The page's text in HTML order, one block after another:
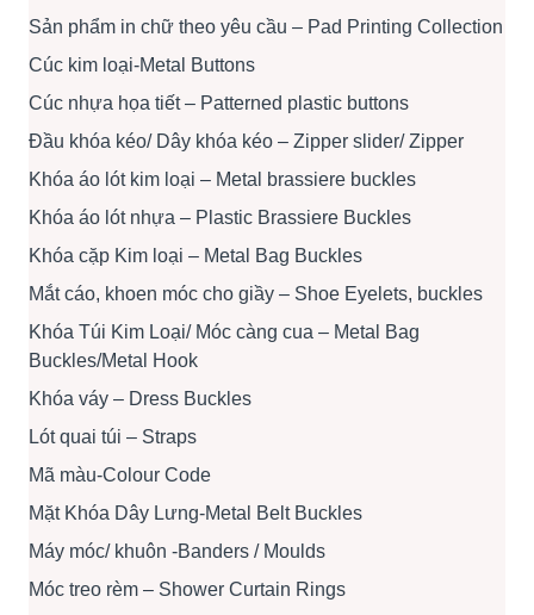
Sản phẩm in chữ theo yêu cầu – Pad Printing Collection
Cúc kim loại-Metal Buttons
Cúc nhựa họa tiết – Patterned plastic buttons
Đầu khóa kéo/ Dây khóa kéo – Zipper slider/ Zipper
Khóa áo lót kim loại – Metal brassiere buckles
Khóa áo lót nhựa – Plastic Brassiere Buckles
Khóa cặp Kim loại – Metal Bag Buckles
Mắt cáo, khoen móc cho giầy – Shoe Eyelets, buckles
Khóa Túi Kim Loại/ Móc càng cua – Metal Bag
Buckles/Metal Hook
Khóa váy – Dress Buckles
Lót quai túi – Straps
Mã màu-Colour Code
Mặt Khóa Dây Lưng-Metal Belt Buckles
Máy móc/ khuôn -Banders / Moulds
Móc treo rèm – Shower Curtain Rings